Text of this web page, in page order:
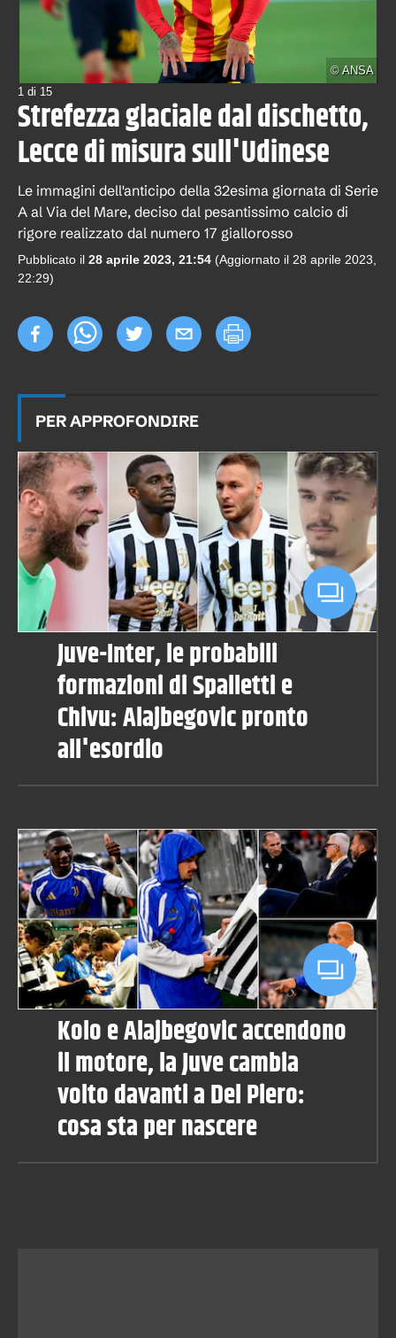
©ANSA
1 di 15
Strefezza glaciale dal dischetto,
Lecce di misura sull'Udinese
Le immagini dell'anticipo della 32esima giornata di Serie
A al Via del Mare, deciso dal pesantissimo calcio di
rigore realizzato dal numero 17 giallorosso
Pubblicato il 28 aprile 2023, 21:54 (Aggiornato il 28 aprile 2023,
22:29)
PER APPROFONDIRE
Juve-Inter, le probabili
formazioni di Spalletti e
Chivu: Alajbegovic pronto
all'esordio
Kolo e Alajbegovic accendono
il motore, la Juve cambia
volto davanti a Del Piero:
cosa sta per nascere